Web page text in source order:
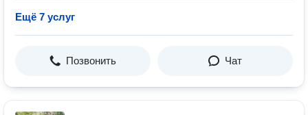
Ещё 7 услуг
Позвонить Чат